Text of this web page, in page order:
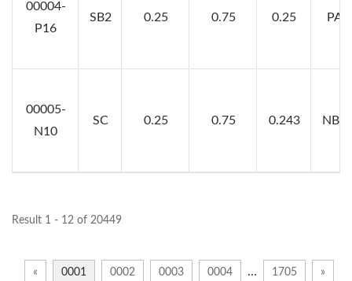
00004-
P16
SB2 0.25 0.75 0.25
00005-
N10
SC 0.25 0.75 0.243
Result 1 - 12 of 20449
« 0001 0002 0003 0004 … 1705 »